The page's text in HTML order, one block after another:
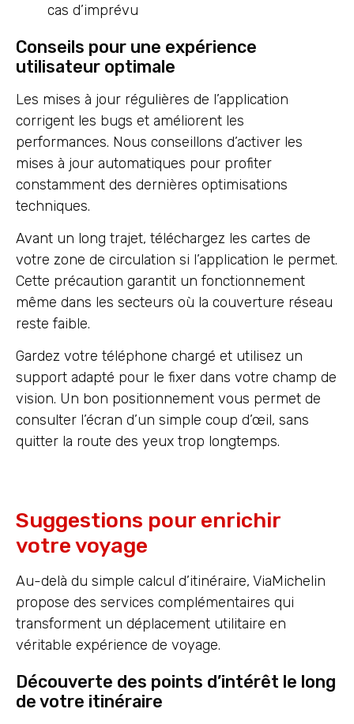
cas d’imprévu
Conseils pour une expérience
utilisateur optimale
Les mises à jour régulières de l’application
corrigent les bugs et améliorent les
performances. Nous conseillons d’activer les
mises à jour automatiques pour profiter
constamment des dernières optimisations
techniques.
Avant un long trajet, téléchargez les cartes de
votre zone de circulation si l’application le permet.
Cette précaution garantit un fonctionnement
même dans les secteurs où la couverture réseau
reste faible.
Gardez votre téléphone chargé et utilisez un
support adapté pour le fixer dans votre champ de
vision. Un bon positionnement vous permet de
consulter l’écran d’un simple coup d’œil, sans
quitter la route des yeux trop longtemps.
Suggestions pour enrichir
votre voyage
Au-delà du simple calcul d’itinéraire, ViaMichelin
propose des services complémentaires qui
transforment un déplacement utilitaire en
véritable expérience de voyage.
Découverte des points d’intérêt le long
de votre itinéraire